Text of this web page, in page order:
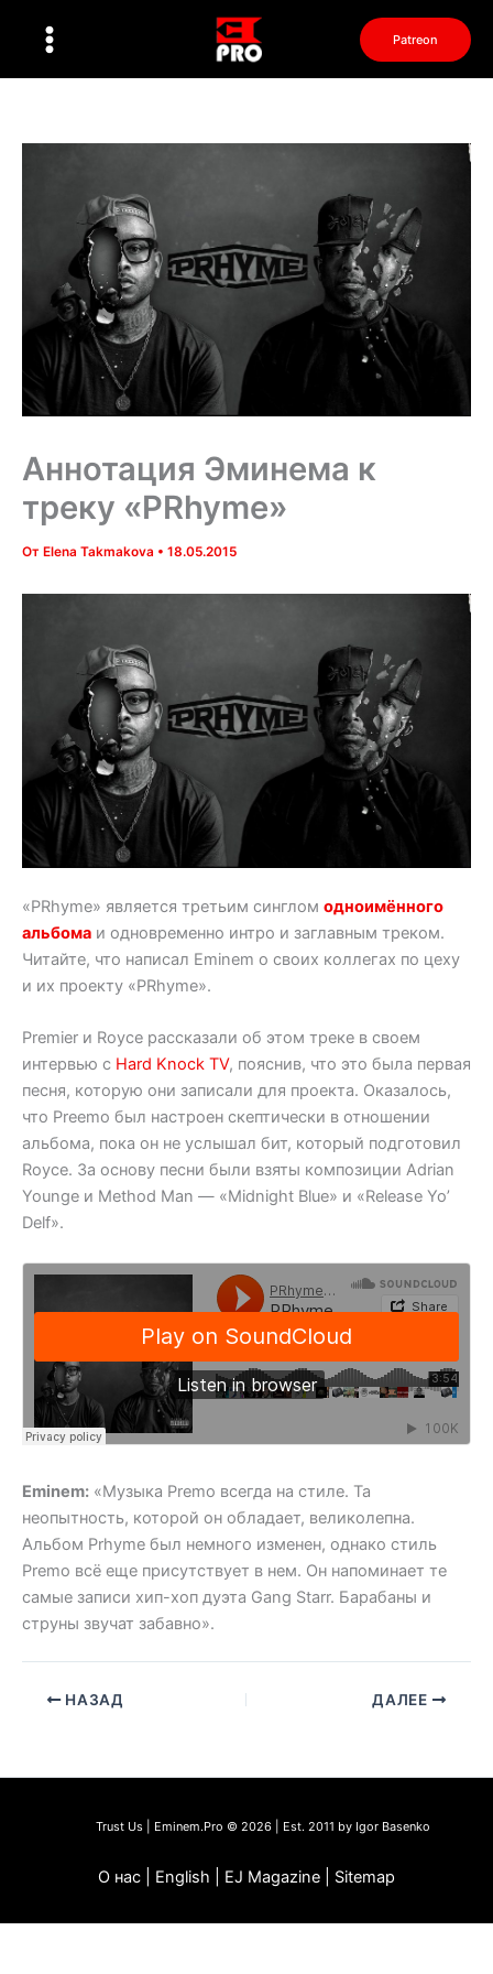
Patreon
Аннотация Эминема к
треку «PRhyme»
От Elena Takmakova • 18.05.2015
«PRhyme» является третьим синглом одноимённого
альбома и одновременно интро и заглавным треком.
Читайте, что написал Eminem о своих коллегах по цеху
и их проекту «PRhyme».
Premier и Royce рассказали об этом треке в своем
интервью с Hard Knock TV, пояснив, что это была первая
песня, которую они записали для проекта. Оказалось,
что Preemo был настроен скептически в отношении
альбома, пока он не услышал бит, который подготовил
Royce. За основу песни были взяты композиции Adrian
Younge и Method Man — «Midnight Blue» и «Release Yo’
Delf».
Eminem: «Музыка Premo всегда на стиле. Та
неопытность, которой он обладает, великолепна.
Альбом Prhyme был немного изменен, однако стиль
Premo всё еще присутствует в нем. Он напоминает те
самые записи хип-хоп дуэта Gang Starr. Барабаны и
струны звучат забавно».
НАЗАД ДАЛЕЕ
Trust Us | Eminem.Pro © 2026 | Est. 2011 by Igor Basenko
О нас | English | EJ Magazine | Sitemap